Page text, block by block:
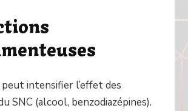
intensifier l’effet des
SNC (alcool, benzodiazépines).